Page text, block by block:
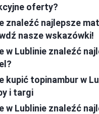
oferty?
znaleźć najlepsze
nasze wskazówki!
w Lublinie znaleźć
kupić topinambur w
i targi
w Lublinie znaleźć